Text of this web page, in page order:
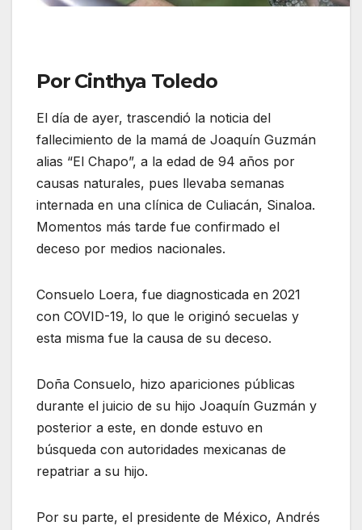
Por Cinthya Toledo
El día de ayer, trascendió la noticia del
fallecimiento de la mamá de Joaquín Guzmán
alias “El Chapo”, a la edad de 94 años por
causas naturales, pues llevaba semanas
internada en una clínica de Culiacán, Sinaloa.
Momentos más tarde fue confirmado el
deceso por medios nacionales.
Consuelo Loera, fue diagnosticada en 2021
con COVID-19, lo que le originó secuelas y
esta misma fue la causa de su deceso.
Doña Consuelo, hizo apariciones públicas
durante el juicio de su hijo Joaquín Guzmán y
posterior a este, en donde estuvo en
búsqueda con autoridades mexicanas de
repatriar a su hijo.
Por su parte, el presidente de México, Andrés